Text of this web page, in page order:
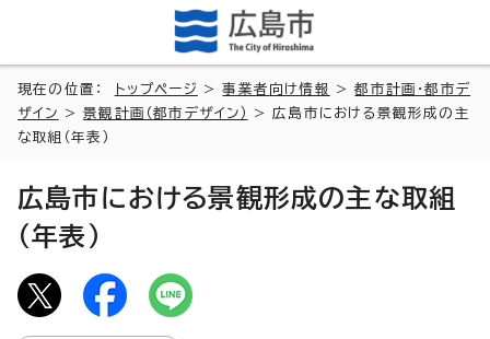
現在の位置： トップページ >事業者向け情報 >都市計画・都市デ
ザイン
>景観計画（都市デザイン）
> 広島市における景観形成の主
な取組（年表）
広島市における景観形成の主な取組
（年表）